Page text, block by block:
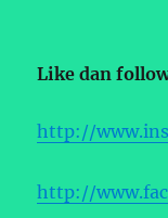
Like dan
http://
http://